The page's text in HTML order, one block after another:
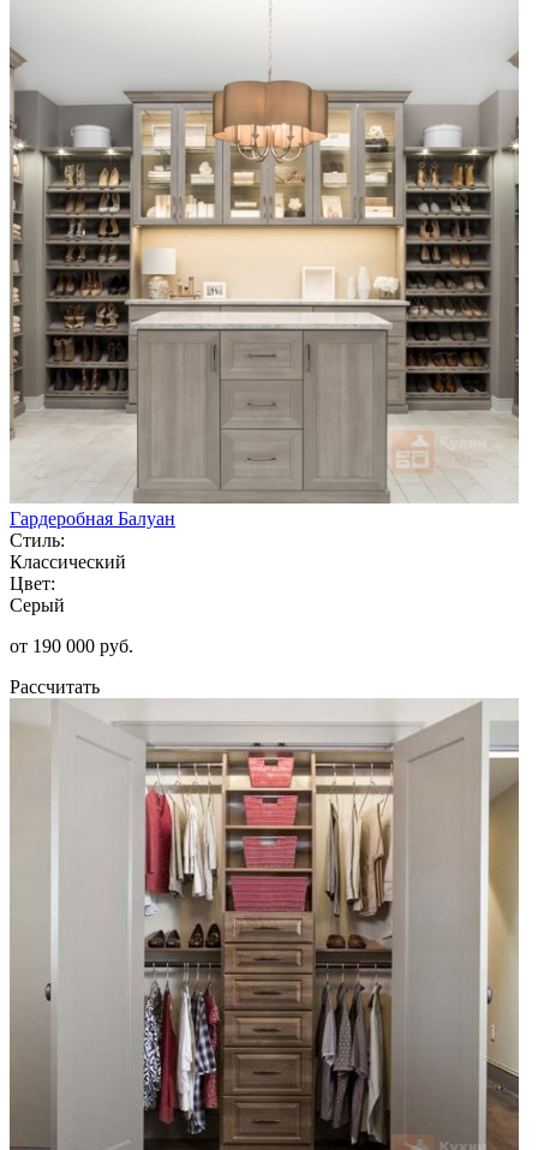
Гардеробная Балуан
Стиль:
Классический
Цвет:
Серый
от 190 000 руб.
Рассчитать